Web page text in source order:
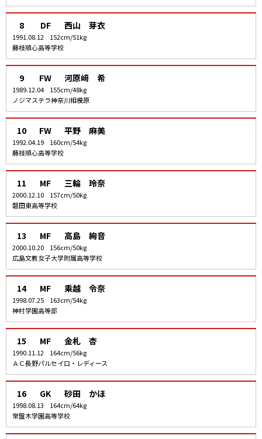
8 DF 西山 芽衣
1991.08.12
152cm/51kg
藤枝順心高等学校
9 FW 河原﨑 希
1989.12.04
155cm/48kg
ノジマステラ神奈川相模原
10 FW 平野 麻美
1992.04.19
160cm/54kg
藤枝順心高等学校
11 MF 三輪 玲奈
2000.12.10
157cm/50kg
磐田東高等学校
13 MF 高島 絢音
2000.10.20
156cm/50kg
広島文教女子大学附属高等学校
14 MF 乘越 令奈
1998.07.25
163cm/54kg
神村学園高等部
15 MF 金札 杏
1990.11.12
164cm/56kg
ＡＣ長野パルセイロ・レディース
16 GK 砂田 かほ
1998.08.13
164cm/64kg
常盤木学園高等学校